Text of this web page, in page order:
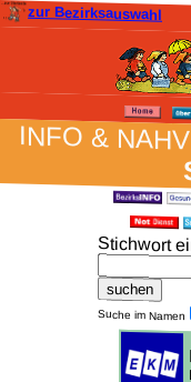
zur Bezirksauswahl
INFO &
Stich­wort
Suche im Namen